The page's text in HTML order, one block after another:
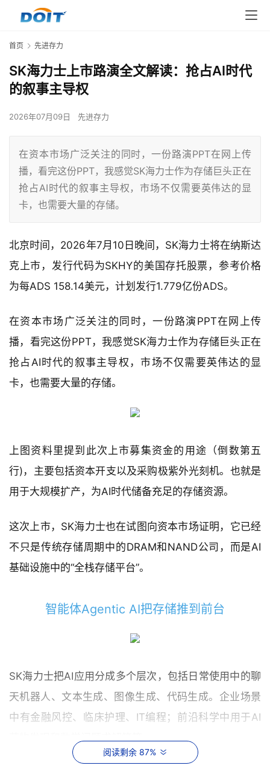
首页 先进存力
SK海力士上市路演全文解读：抢占AI时代
的叙事主导权
2026年07月09日 先进存力
在资本市场广泛关注的同时，一份路演PPT在网上传
播，看完这份PPT，我感觉SK海力士作为存储巨头正在
抢占AI时代的叙事主导权，市场不仅需要英伟达的显
卡，也需要大量的存储。
北京时间，2026年7月10日晚间，SK海力士将在纳斯达
克上市，发行代码为SKHY的美国存托股票，参考价格
为每ADS 158.14美元，计划发行1.779亿份ADS。
在资本市场广泛关注的同时，一份路演PPT在网上传
播，看完这份PPT，我感觉SK海力士作为存储巨头正在
抢占AI时代的叙事主导权，市场不仅需要英伟达的显
卡，也需要大量的存储。
上图资料里提到此次上市募集资金的用途（倒数第五
行)，主要包括资本开支以及采购极紫外光刻机。也就是
用于大规模扩产，为AI时代储备充足的存储资源。
这次上市，SK海力士也在试图向资本市场证明，它已经
不只是传统存储周期中的DRAM和NAND公司，而是AI
基础设施中的“全栈存储平台”。
智能体Agentic AI把存储推到前台
SK海力士把AI应用分成多个层次，包括日常使用中的聊
天机器人、文本生成、图像生成、代码生成。企业场景
中有金融风控、临床护理、IT编程；前沿科学中用于AI
药物发现和数学问题求解等等。
阅读剩余 87%